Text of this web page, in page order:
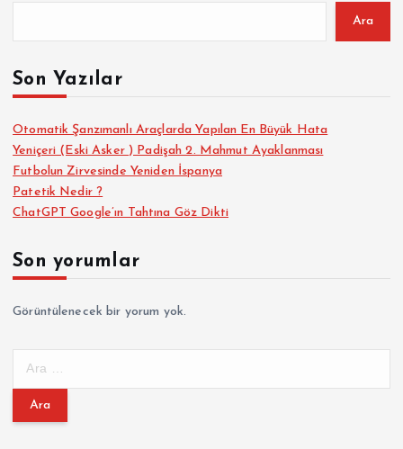
Ara
Son Yazılar
Otomatik Şanzımanlı Araçlarda Yapılan En Büyük Hata
Yeniçeri (Eski Asker ) Padişah 2. Mahmut Ayaklanması
Futbolun Zirvesinde Yeniden İspanya
Patetik Nedir ?
ChatGPT Google’ın Tahtına Göz Dikti
Son yorumlar
Görüntülenecek bir yorum yok.
m